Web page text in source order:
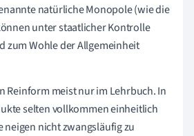
natürliche Monopole (wie die
unter staatlicher Kontrolle
zum Wohle der Allgemeinheit
Reinform meist nur im Lehrbuch. In
selten vollkommen einheitlich
nicht zwangsläufig zu